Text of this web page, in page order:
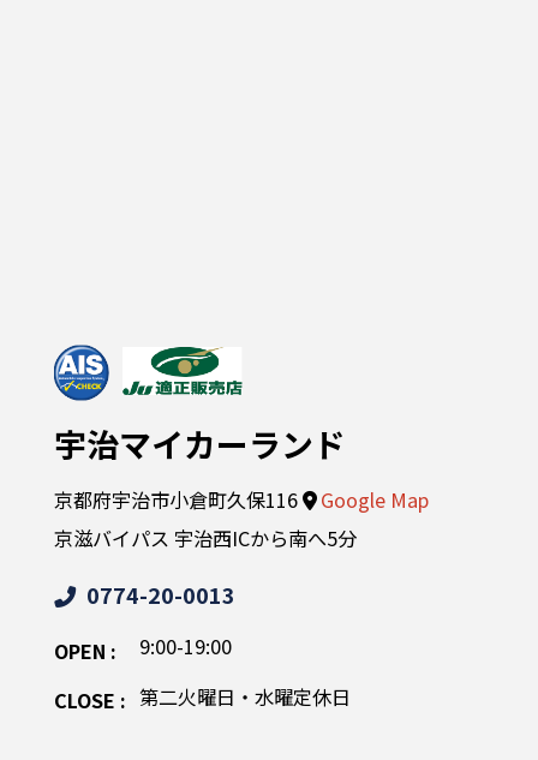
宇治マイカーランド
京都府宇治市小倉町久保116
Google Map
京滋バイパス 宇治西ICから南へ5分
0774-20-0013
OPEN :
9:00-19:00
CLOSE : 第二火曜日・水曜定休日